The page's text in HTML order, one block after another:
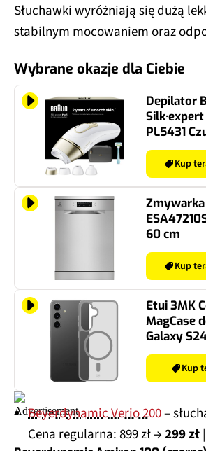
Słuchawki wyróżniają się dużą
stabilnym mocowaniem oraz
Wybrane okazje dla Ciebie
Depilator
PL5431
Kup
Zmywarka
60 cm
Kup
Etui 3MK
MagCase
Galaxy
Kup
Beyerdynamic Verio 200–
Cena regularna: 899 zł →299 zł